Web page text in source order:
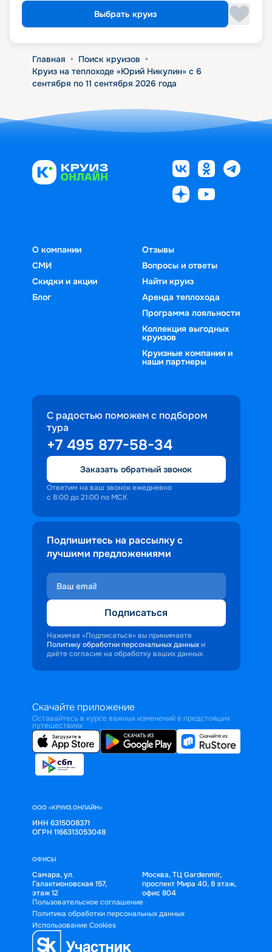
Выбрать круиз
Главная • Поиск круизов •
Круиз на теплоходе «Юрий Никулин» с 6
сентября по 11 сентября 2026 года
О компании
СМИ
Скидки и акции
Блог
Отзывы
Вопросы и ответы
Найти круиз
Аренда теплохода
Программа лояльности
Коллекция выгодных
круизов
Круизные компании и
наши партнеры
С радостью поможем с подбором
тура
+7 495 877-58-34
Заказать обратный звонок
Ответим на ваш звонок ежедневно
с 8:00 до 21:00 по МСК
Подпишитесь на рассылку с
лучшими предложениями
Подписаться
Нажимая «Подписаться» вы принимаете
Политику обработки персональных данных и
даёте согласие на обработку ваших данных
Скачайте приложение
Оставайтесь в курсе важных изменений в предстоящих
путешествиях
ООО «КРУИЗ.ОНЛАЙН»
ИНН 6315008371
ОГРН 1166313053048
ОФИСЫ
Самара, ул.
Галактионовская 157,
этаж 12
Москва, ТЦ Gardenmir,
проспект Мира 40, 8 этаж,
офис 804
Пользовательское соглашение
Политика обработки персональных данных
Использование Cookies